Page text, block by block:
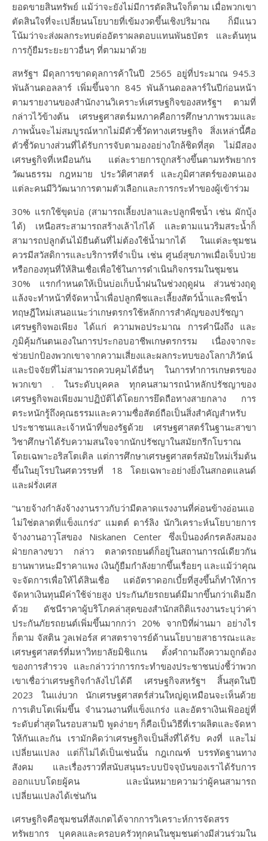
ยอดขายสินทรัพย์ แม้ว่าจะยังไม่มีการตัดสินใจก็ตาม เมื่อพวกเขา
ตัดสินใจที่จะเปลี่ยนนโยบายที่เข้มงวดขึ้นเชิงปริมาณ ก็มีแนว
โน้มว่าจะส่งผลกระทบต่ออัตราผลตอบแทนพันธบัตร และต้นทุน
การกู้ยืมระยะยาวอื่นๆ ที่ตามมาด้วย
สหรัฐฯ มีดุลการขาดดุลการค้าในปี 2565 อยู่ที่ประมาณ 945.3
พันล้านดอลลาร์ เพิ่มขึ้นจาก 845 พันล้านดอลลาร์ในปีก่อนหน้า
ตามรายงานของสำนักงานวิเคราะห์เศรษฐกิจของสหรัฐฯ ตามที่
กล่าวไว้ข้างต้น เศรษฐศาสตร์มหภาคคือการศึกษาภาพรวมและ
ภาพนั้นจะไม่สมบูรณ์หากไม่มีตัวชี้วัดทางเศรษฐกิจ สิ่งเหล่านี้คือ
ตัวชี้วัดบางส่วนที่ได้รับการจับตามองอย่างใกล้ชิดที่สุด ไม่มีสอง
เศรษฐกิจที่เหมือนกัน แต่ละรายการถูกสร้างขึ้นตามทรัพยากร
วัฒนธรรม กฎหมาย ประวัติศาสตร์ และภูมิศาสตร์ของตนเอง
แต่ละคนมีวิวัฒนาการตามตัวเลือกและการกระทำของผู้เข้าร่วม
30% แรกใช้ขุดบ่อ (สามารถเลี้ยงปลาและปลูกพืชน้ำ เช่น ผักบุ้ง
ได้) เหนือสระสามารถสร้างเล้าไก่ได้ และตามแนวริมสระน้ำก็
สามารถปลูกต้นไม้ยืนต้นที่ไม่ต้องใช้น้ำมากได้ ในแต่ละชุมชน
ควรมีสวัสดิการและบริการที่จำเป็น เช่น ศูนย์สุขภาพเมื่อเจ็บป่วย
หรือกองทุนที่ให้สินเชื่อเพื่อใช้ในการดำเนินกิจกรรมในชุมชน
30% แรกกำหนดให้เป็นบ่อเก็บน้ำฝนในช่วงฤดูฝน ส่วนช่วงฤดู
แล้งจะทำหน้าที่จัดหาน้ำเพื่อปลูกพืชและเลี้ยงสัตว์น้ำและพืชน้ำ
ทฤษฎีใหม่เสนอแนะว่าเกษตรกรใช้หลักการสำคัญของปรัชญา
เศรษฐกิจพอเพียง ได้แก่ ความพอประมาณ การคำนึงถึง และ
ภูมิคุ้มกันตนเองในการประกอบอาชีพเกษตรกรรม เนื่องจากจะ
ช่วยปกป้องพวกเขาจากความเสี่ยงและผลกระทบของโลกาภิวัตน์
และปัจจัยที่ไม่สามารถควบคุมได้อื่นๆ ในการทำการเกษตรของ
พวกเขา . ในระดับบุคคล ทุกคนสามารถนำหลักปรัชญาของ
เศรษฐกิจพอเพียงมาปฏิบัติได้โดยการยึดถือทางสายกลาง การ
ตระหนักรู้ถึงคุณธรรมและความซื่อสัตย์ถือเป็นสิ่งสำคัญสำหรับ
ประชาชนและเจ้าหน้าที่ของรัฐด้วย เศรษฐศาสตร์ในฐานะสาขา
วิชาศึกษาได้รับความสนใจจากนักปรัชญาในสมัยกรีกโบราณ
โดยเฉพาะอริสโตเติล แต่การศึกษาเศรษฐศาสตร์สมัยใหม่เริ่มต้น
ขึ้นในยุโรปในศตวรรษที่ 18 โดยเฉพาะอย่างยิ่งในสกอตแลนด์
และฝรั่งเศส
“นายจ้างกำลังจ้างงานราวกับว่ามีตลาดแรงงานที่ค่อนข้างอ่อนแอ
ไม่ใช่ตลาดที่แข็งแกร่ง” แมตต์ ดาร์ลิง นักวิเคราะห์นโยบายการ
จ้างงานอาวุโสของ Niskanen Center ซึ่งเป็นองค์กรคลังสมอง
ฝ่ายกลางขวา กล่าว ตลาดรถยนต์ก็อยู่ในสถานการณ์เดียวกัน
ยานพาหนะมีราคาแพง เงินกู้ยืมกำลังยากขึ้นเรื่อยๆ และแม้ว่าคุณ
จะจัดการเพื่อให้ได้สินเชื่อ แต่อัตราดอกเบี้ยที่สูงขึ้นก็ทำให้การ
จัดหาเงินทุนมีค่าใช้จ่ายสูง ประกันภัยรถยนต์มีมากขึ้นกว่าเดิมอีก
ด้วย ดัชนีราคาผู้บริโภคล่าสุดของสำนักสถิติแรงงานระบุว่าค่า
ประกันภัยรถยนต์เพิ่มขึ้นมากกว่า 20% จากปีที่ผ่านมา อย่างไร
ก็ตาม จัสติน วูลเฟอร์ส ศาสตราจารย์ด้านนโยบายสาธารณะและ
เศรษฐศาสตร์ที่มหาวิทยาลัยมิชิแกน ตั้งคำถามถึงความถูกต้อง
ของการสำรวจ และกล่าวว่าการกระทำของประชาชนบ่งชี้ว่าพวก
เขาเชื่อว่าเศรษฐกิจกำลังไปได้ดี เศรษฐกิจสหรัฐฯ สิ้นสุดในปี
2023 ในแง่บวก นักเศรษฐศาสตร์ส่วนใหญ่ดูเหมือนจะเห็นด้วย
การเติบโตเพิ่มขึ้น จำนวนงานที่แข็งแกร่ง และอัตราเงินเฟ้ออยู่ที่
ระดับต่ำสุดในรอบสามปี พูดง่ายๆ ก็คือเป็นวิธีที่เราผลิตและจัดหา
ให้กันและกัน เรามักคิดว่าเศรษฐกิจเป็นสิ่งที่ได้รับ คงที่ และไม่
เปลี่ยนแปลง แต่ก็ไม่ได้เป็นเช่นนั้น กฎเกณฑ์ บรรทัดฐานทาง
สังคม และเรื่องราวที่สนับสนุนระบบปัจจุบันของเราได้รับการ
ออกแบบโดยผู้คน และนั่นหมายความว่าผู้คนสามารถ
เปลี่ยนแปลงได้เช่นกัน
เศรษฐกิจคือชุมชนที่สังเกตได้จากการวิเคราะห์การจัดสรร
ทรัพยากร บุคคลและครอบครัวทุกคนในชุมชนต่างมีส่วนร่วมใน